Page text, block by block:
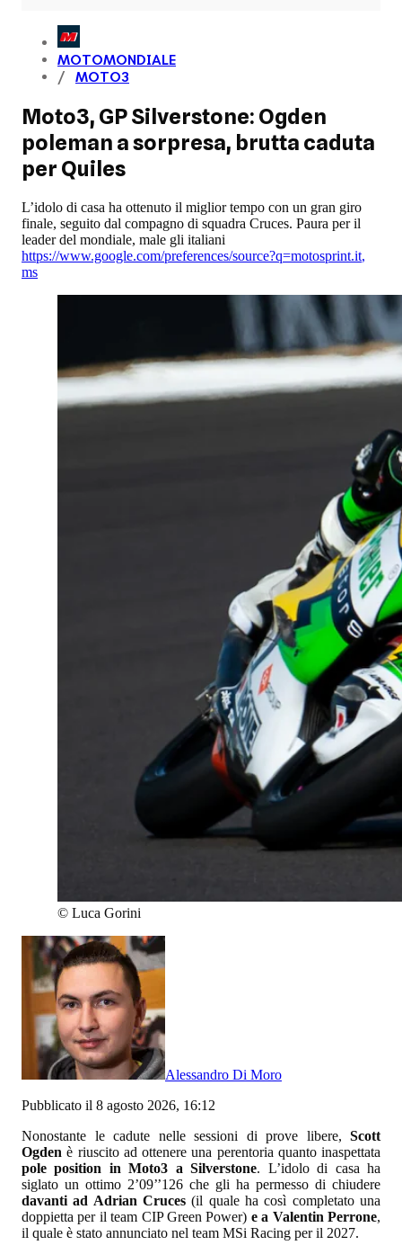
MOTOMONDIALE
MOTO3
Moto3, GP Silverstone: Ogden
poleman a sorpresa, brutta caduta
per Quiles
L’idolo di casa ha ottenuto il miglior tempo con un gran giro
finale, seguito dal compagno di squadra Cruces. Paura per il
leader del mondiale, male gli italiani
https://www.google.com/preferences/source?q=motosprint.it,
ms
© Luca Gorini
Alessandro Di Moro
Pubblicato il 8 agosto 2026, 16:12
Nonostante le cadute nelle sessioni di prove libere, Scott
Ogden è riuscito ad ottenere una perentoria quanto inaspettata
pole position in Moto3 a Silverstone. L’idolo di casa ha
siglato un ottimo 2’09’’126 che gli ha permesso di chiudere
davanti ad Adrian Cruces (il quale ha così completato una
doppietta per il team CIP Green Power) e a Valentin Perrone,
il quale è stato annunciato nel team MSi Racing per il 2027.